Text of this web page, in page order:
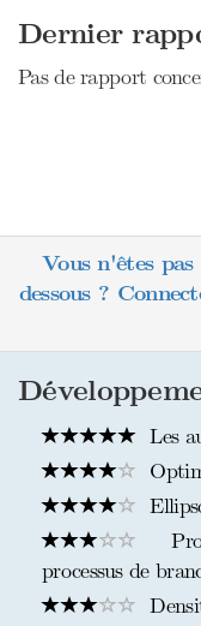
Dernier
Pas de rapport
Vous n'êtes pas
dessous ?
Les
processus de